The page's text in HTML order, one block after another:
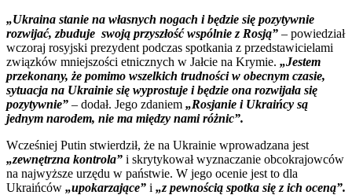
„Ukraina stanie na własnych nogach i będzie się pozytywnie
rozwijać, zbuduje swoją przyszłość wspólnie z Rosją” – powiedział
wczoraj rosyjski prezydent podczas spotkania z przedstawicielami
związków mniejszości etnicznych w Jałcie na Krymie. „Jestem
przekonany, że pomimo wszelkich trudności w obecnym czasie,
sytuacja na Ukrainie się wyprostuje i będzie ona rozwijała się
pozytywnie” – dodał. Jego zdaniem „Rosjanie i Ukraińcy są
jednym narodem, nie ma między nami różnic”.
Wcześniej Putin stwierdził, że na Ukrainie wprowadzana jest
„zewnętrzna kontrola” i skrytykował wyznaczanie obcokrajowców
na najwyższe urzędu w państwie. W jego ocenie jest to dla
Ukraińców „upokarzające” i „z pewnością spotka się z ich oceną”.